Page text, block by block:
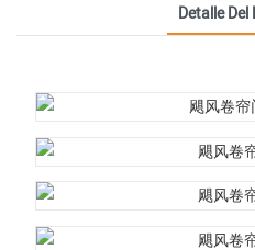
Detalle